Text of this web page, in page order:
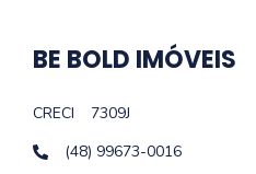
BE BOLD IMÓVEIS
CRECI
7309J
(48) 99673-0016